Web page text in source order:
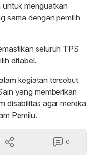
untuk menguatkan
sama dengan pemilih
seluruh TPS
difabel.
kegiatan tersebut
yang memberikan
disabilitas agar mereka
Pemilu.
0